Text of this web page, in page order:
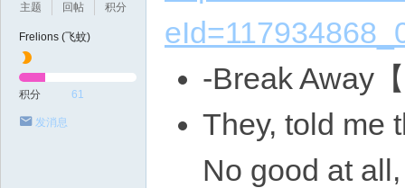
主题
回帖
积分
Frelions (飞蚊)
积分 61
发消息
-Break Away
They, told me
No good at